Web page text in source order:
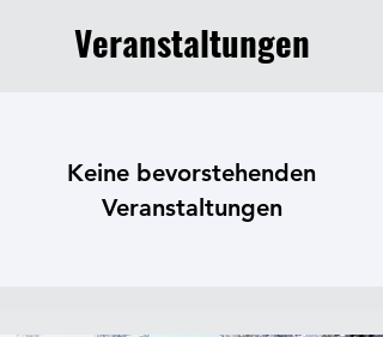
Veranstaltungen
Keine bevorstehenden
Veranstaltungen